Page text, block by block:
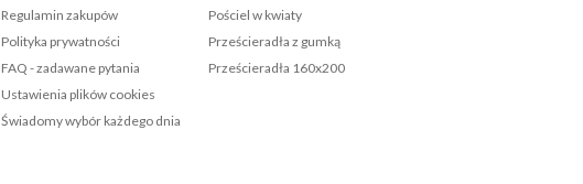
Regulamin zakupów
Polityka prywatności
FAQ - zadawane pytania
Ustawienia plików cookies
Świadomy wybór każdego dnia
Pościel w kwiaty
Prześcieradła z gumką
Prześcieradła 160x200